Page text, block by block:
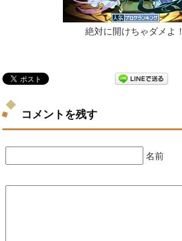
絶対に開けちゃダメよ！
コメントを残す
名前